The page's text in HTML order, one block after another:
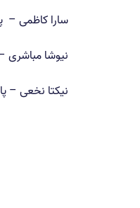
سارا کاظمی –
نیوشا مباشری
نیکتا نخعی –